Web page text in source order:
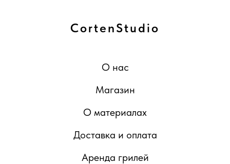
CortenStudio
О нас
Магазин
О материалах
Доставка и оплата
Аренда грилей